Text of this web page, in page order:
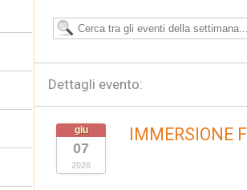
Dettagli evento:
giu
07
2026
IMMERSIONE